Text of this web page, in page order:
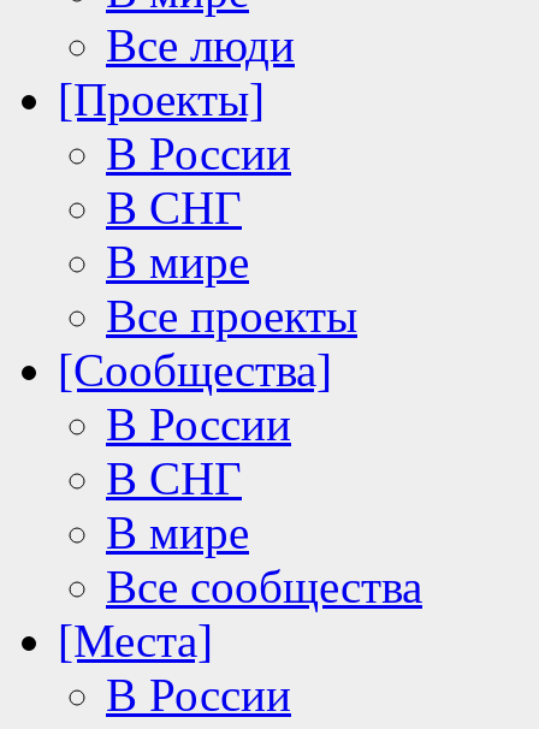
Все люди
[Проекты]
В России
В СНГ
В мире
Все проекты
[Сообщества]
В России
В СНГ
В мире
Все сообщества
[Места]
В России